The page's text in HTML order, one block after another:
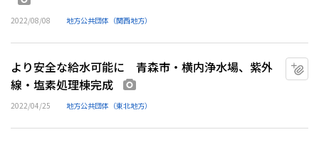
2022/08/08 地方公共団体（関西地方）
より安全な給水可能に 青森市・横内浄水場、紫外
線・塩素処理棟完成
2022/04/25 地方公共団体（東北地方）